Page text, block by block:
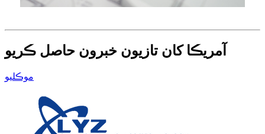
آمريڪا کان تازيون خبرون حاصل ڪريو
موڪليو